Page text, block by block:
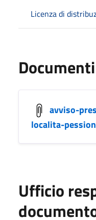
Licenza di
Documenti
avviso-
localita-
Ufficio